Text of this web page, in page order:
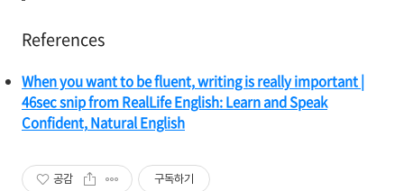
References
When you want to be fluent, writing is really important |
46sec snip from RealLife English: Learn and Speak
Confident, Natural English
공감 구독하기